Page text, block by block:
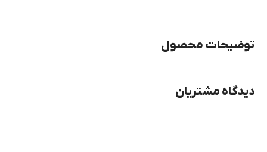
توضیحات محصول
دیدگاه مشتریان